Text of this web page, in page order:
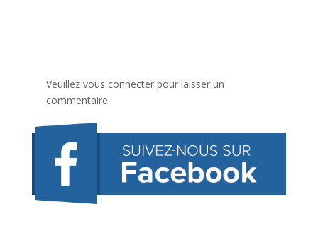
Veuillez vous connecter pour laisser un
commentaire.